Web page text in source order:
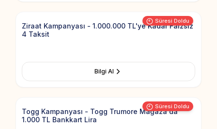
Süresi Doldu
Ziraat Kampanyası - 1.000.000 TL'ye Kadar Faizsiz
4 Taksit
Bilgi Al
Süresi Doldu
Add to
Togg Kampanyası - Togg Trumore Mağaza'da
1.000 TL Bankkart Lira